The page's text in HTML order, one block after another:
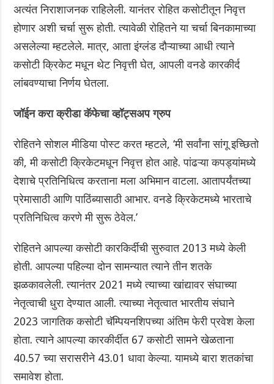
अत्यंत निराशाजनक राहिलेली. यानंतर रोहित कसोटीतून निवृत्त
होणार अशी चर्चा सुरू होती. त्यावेळी रोहितने या चर्चा बिनकामाच्या
असलेल्या म्हटलेले. मात्र, आता इंग्लंड दौऱ्याच्या आधी त्याने
कसोटी क्रिकेट मधून थेट निवृत्ती घेत, आपली वनडे कारकीर्द
लांबवण्याचा निर्णय घेतला.
जॉईन करा क्रीडा कॅफेचा व्हॉट्सअप ग्रुप
रोहितने सोशल मीडिया पोस्ट करत म्हटले, ‘मी सर्वांना सांगू इच्छितो
की, मी कसोटी क्रिकेटमधून निवृत्त होत आहे. पांढऱ्या कपड्यांमध्ये
देशाचे प्रतिनिधित्व करताना मला अभिमान वाटला. आतापर्यंतच्या
प्रेमासाठी आणि पाठिंब्यासाठी आभार. वनडे क्रिकेटमध्ये भारताचे
प्रतिनिधित्व करणे मी सुरू ठेवेल.’
रोहितने आपल्या कसोटी कारकिर्दीची सुरुवात 2013 मध्ये केली
होती. आपल्या पहिल्या दोन सामन्यात त्याने तीन शतके
झळकावलेली. त्यानंतर 2021 मध्ये त्याच्या खांद्यावर संघाच्या
नेतृत्वाची धुरा देण्यात आली. त्याच्या नेतृत्वात भारतीय संघाने
2023 जागतिक कसोटी चॅम्पियनशिपच्या अंतिम फेरी प्रवेश केला
होता. त्याने आपल्या कारकीर्दीत 67 कसोटी सामने खेळताना
40.57 च्या सरासरीने 43.01 धावा केल्या. यामध्ये बारा शतकांचा
समावेश होता.